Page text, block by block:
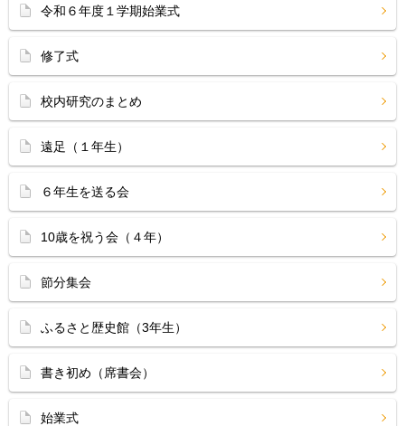
令和６年度１学期始業式
修了式
校内研究のまとめ
遠足（１年生）
６年生を送る会
10歳を祝う会（４年）
節分集会
ふるさと歴史館（3年生）
書き初め（席書会）
始業式